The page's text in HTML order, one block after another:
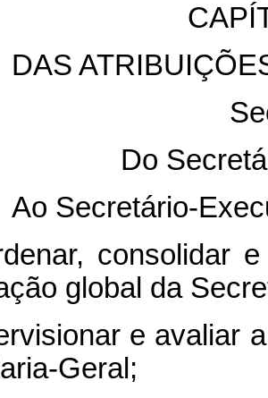
DAS
Do
Secretário-
consolidar
global da
e avaliar
Geral;